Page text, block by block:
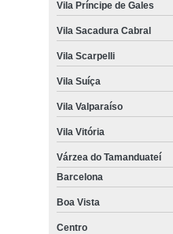
Vila Príncipe de Gales
Vila Sacadura Cabral
Vila Scarpelli
Vila Suíça
Vila Valparaíso
Vila Vitória
Várzea do Tamanduateí
Barcelona
Boa Vista
Centro